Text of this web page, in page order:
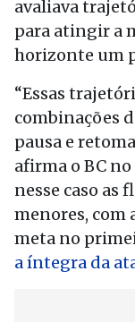
avaliava
para atingir a
horizonte um
“Essas
combinações
pausa e
afirma o BC
nesse caso as
menores, com
meta no
a íntegra da